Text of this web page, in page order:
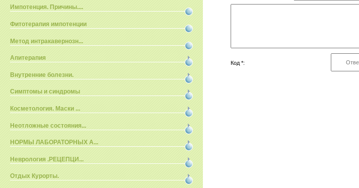
Импотенция. Причины....
Фитотерапия импотенции
Метод интракавернозн...
Апитерапия
Внутренние болезни.
Симптомы и синдромы
Косметология. Маски ...
Неотложные состояния...
НОРМЫ ЛАБОРАТОРНЫХ А...
Неврология .РЕЦЕПЦИ...
Отдых Курорты.
Код *: